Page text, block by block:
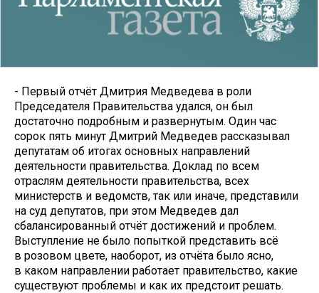
- Первый отчёт Дмитрия Медведева в роли
Председателя Правительства удался, он был
достаточно подробным и развернутым. Один час
сорок пять минут Дмитрий Медведев рассказывал
депутатам об итогах основных направлений
деятельности правительства. Доклад по всем
отраслям деятельности правительства, всех
министерств и ведомств, так или иначе, представили
на суд депутатов, при этом Медведев дал
сбалансированный отчёт достижений и проблем.
Выступление не было попыткой представить всё
в розовом цвете, наоборот, из отчёта было ясно,
в каком направлении работает правительство, какие
существуют проблемы и как их предстоит решать.